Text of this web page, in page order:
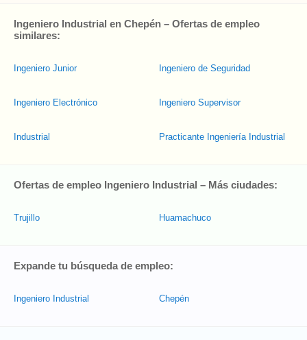
Ingeniero Industrial en Chepén – Ofertas de empleo
similares:
Ingeniero Junior
Ingeniero Electrónico
Industrial
Ingeniero de Seguridad
Ingeniero Supervisor
Practicante Ingeniería Industrial
Ofertas de empleo Ingeniero Industrial – Más ciudades:
Trujillo Huamachuco
Expande tu búsqueda de empleo:
Ingeniero Industrial Chepén